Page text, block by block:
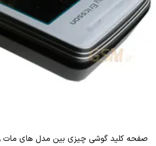
صفحه کلید گوشی چیزی بین مدل های مات